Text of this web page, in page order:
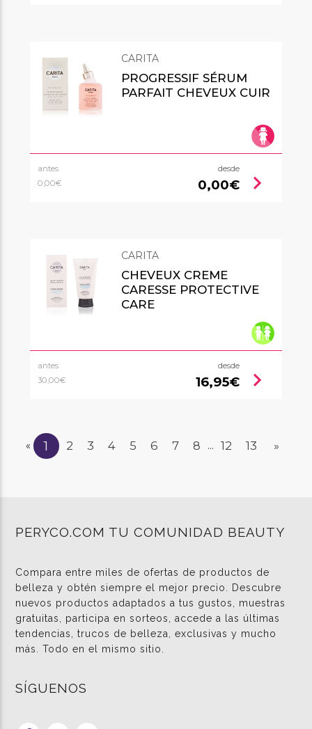
CARITA
PROGRESSIF SÉRUM
PARFAIT CHEVEUX CUIR
antes
0,00€
desde
0,00€ chevron_right
CARITA
CHEVEUX CREME
CARESSE PROTECTIVE
CARE
antes
30,00€
desde
16,95€ chevron_right
« 1 2 3 4 5 6 7 8 ... 12 13 »
PERYCO.COM TU COMUNIDAD BEAUTY
Compara entre miles de ofertas de productos de
belleza y obtén siempre el mejor precio. Descubre
nuevos productos adaptados a tus gustos, muestras
gratuitas, participa en sorteos, accede a las últimas
tendencias, trucos de belleza, exclusivas y mucho
más. Todo en el mismo sitio.
SÍGUENOS